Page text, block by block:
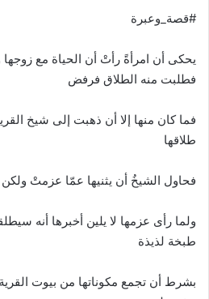
#قصة_وعبرة
يحكى أن امرأةً رأتْ أن الحياة مع
فطلبت منه الطلاق فرفض
فما كان منها إلا أن ذهبت إلى شيخ
طلاقها
فحاول الشيخُ أن يثنيها عمّا عزمتْ
ولما رأى عزمها لا يلين أخبرها أنه
طبخة لذيذة
بشرط أن تجمع مكوناتها من بيوت